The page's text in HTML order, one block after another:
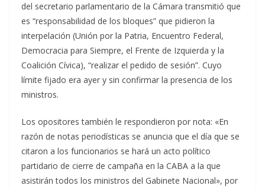
del secretario parlamentario de la Cámara transmitió que
es “responsabilidad de los bloques” que pidieron la
interpelación (Unión por la Patria, Encuentro Federal,
Democracia para Siempre, el Frente de Izquierda y la
Coalición Cívica), “realizar el pedido de sesión”. Cuyo
límite fijado era ayer y sin confirmar la presencia de los
ministros.
Los opositores también le respondieron por nota: «En
razón de notas periodísticas se anuncia que el día que se
citaron a los funcionarios se hará un acto político
partidario de cierre de campaña en la CABA a la que
asistirán todos los ministros del Gabinete Nacional», por